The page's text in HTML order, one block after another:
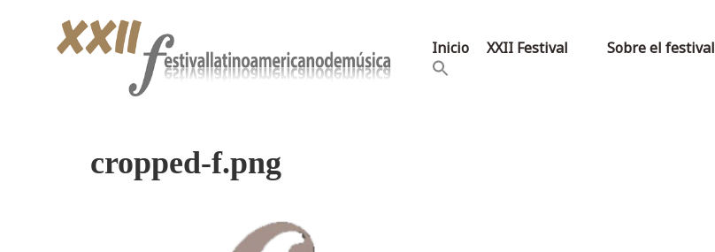
Inicio XXII Festival Sobre el festival
cropped-f.png